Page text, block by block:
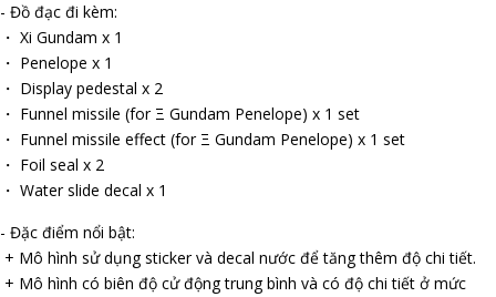
- Đồ đạc đi kèm:
・ Xi Gundam x 1
・ Penelope x 1
・ Display pedestal x 2
・ Funnel missile (for Ξ Gundam Penelope) x 1 set
・ Funnel missile effect (for Ξ Gundam Penelope) x 1 set
・ Foil seal x 2
・ Water slide decal x 1
- Đặc điểm nổi bật:
+ Mô hình sử dụng sticker và decal nước để tăng thêm độ chi tiết.
+ Mô hình có biên độ cử động trung bình và có độ chi tiết ở mức